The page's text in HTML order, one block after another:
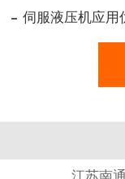
伺服液压机应用
江苏南